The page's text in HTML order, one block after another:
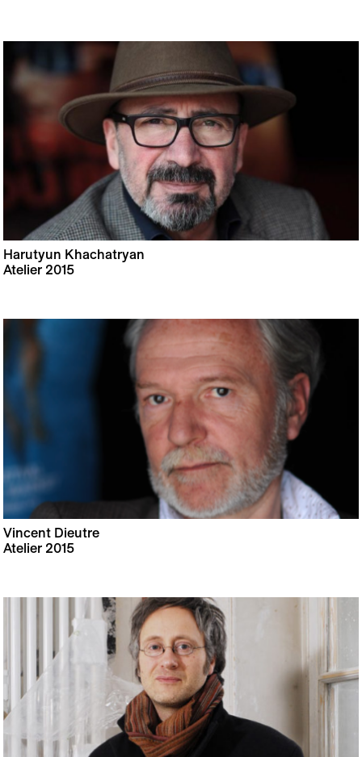
Harutyun Khachatryan
Atelier 2015
Vincent Dieutre
Atelier 2015